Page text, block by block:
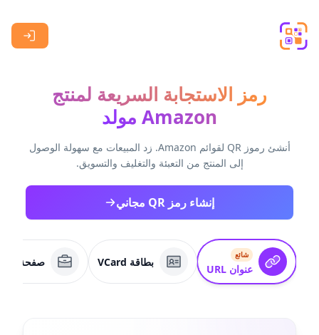
رمز الاستجابة السريعة لمنتج
Amazon مولد
أنشئ رموز QR لقوائم Amazon. زد المبيعات مع سهولة الوصول
إلى المنتج من التعبئة والتغليف والتسويق.
إنشاء رمز QR مجاني
شائع
عنوان URL
بطاقة VCard صفحة